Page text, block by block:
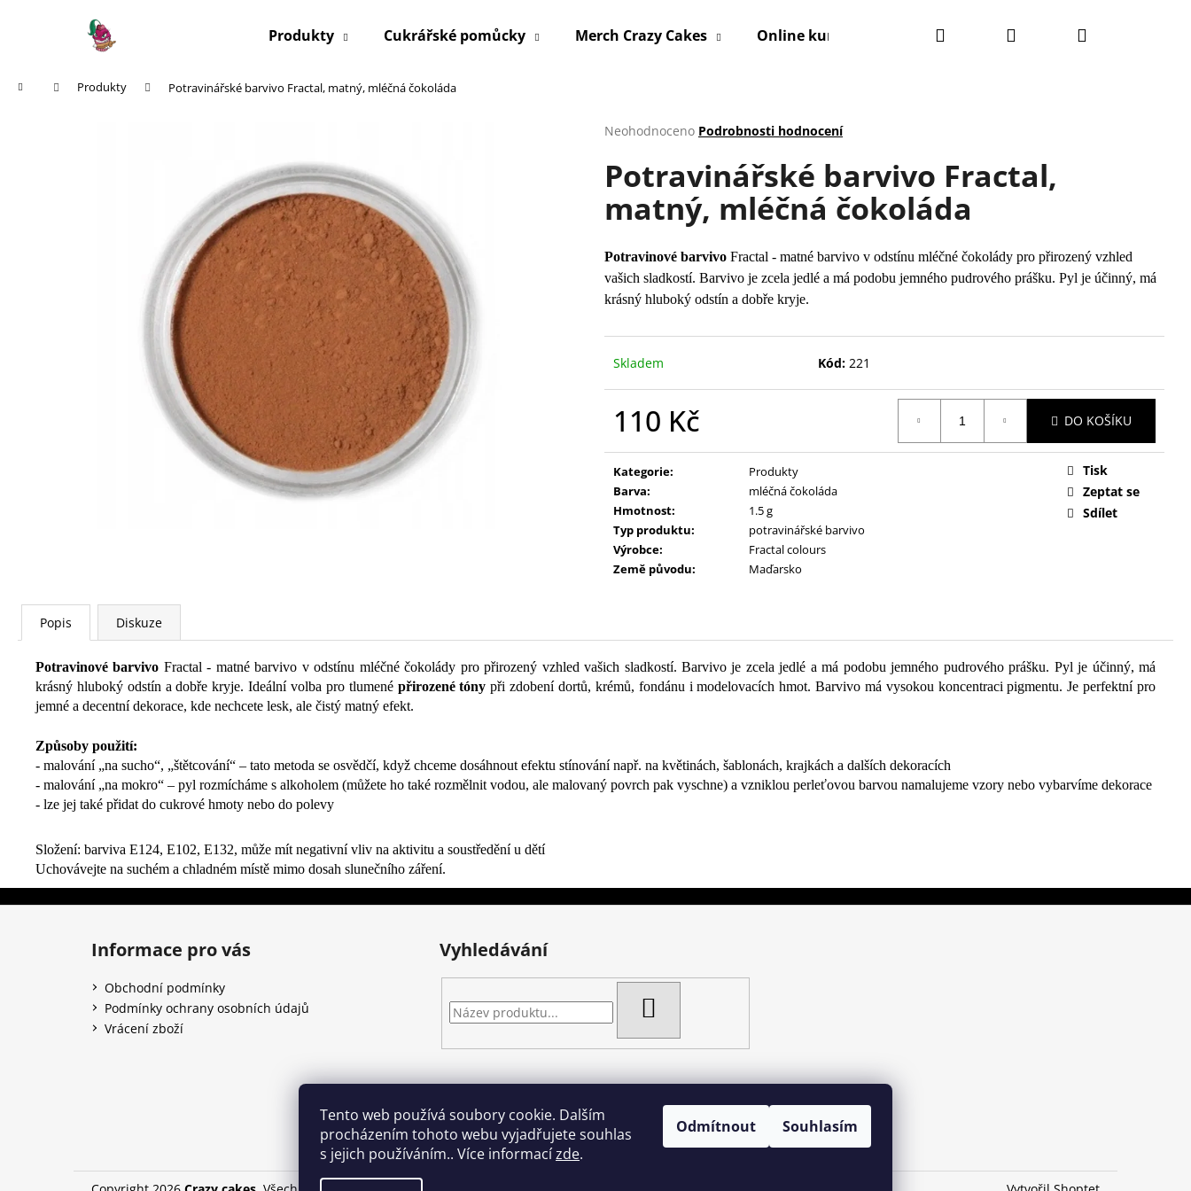
Tento web používá soubory cookie. Dalším
procházením tohoto webu vyjadřujete souhlas
s jejich používáním.. Více informacízde.
Odmítnout Souhlasím
Produkty Cukrářské pomůcky Merch Crazy Cakes Online kurzy Kontakty Obchodní podmínky
Hledat PřihlášeníNákupní
Domů Produkty Potravinářské barvivo Fractal, matný, mléčná čokoláda
Průměrné
produktu
je
hvězdiček.
Neohodnoceno Podrobnosti hodnocení
Potravinářské barvivo Fractal,
matný, mléčná čokoláda
Potravinové barvivo Fractal - matné barvivo v odstínu mléčné čokolády pro přirozený vzhled
vašich sladkostí. Barvivo je zcela jedlé a má podobu jemného pudrového prášku. Pyl je účinný, má
krásný hluboký odstín a dobře kryje.
Skladem Kód: 221
110 Kč DO KOŠÍKU
Kategorie:
Produkty
Barva:
mléčná čokoláda
Hmotnost:
1.5 g
Typ produktu:
potravinářské barvivo
Výrobce:
Fractal colours
Země původu: Maďarsko
Tisk
Zeptat se
Sdílet
Popis Diskuze
Potravinové barvivo Fractal - matné barvivo v odstínu mléčné čokolády pro přirozený vzhled vašich sladkostí. Barvivo je zcela jedlé a má podobu jemného pudrového prášku. Pyl je účinný, má
krásný hluboký odstín a dobře kryje. Ideální volba pro tlumené přirozené tóny při zdobení dortů, krémů, fondánu i modelovacích hmot. Barvivo má vysokou koncentraci pigmentu. Je perfektní pro
jemné a decentní dekorace, kde nechcete lesk, ale čistý matný efekt.
Způsoby použití:
- malování „na sucho“, „štětcování“ – tato metoda se osvědčí, když chceme dosáhnout efektu stínování např. na květinách, šablonách, krajkách a dalších dekoracích
- malování „na mokro“ – pyl rozmícháme s alkoholem (můžete ho také rozmělnit vodou, ale malovaný povrch pak vyschne) a vzniklou perleťovou barvou namalujeme vzory nebo vybarvíme dekorace
- lze jej také přidat do cukrové hmoty nebo do polevy
Složení: barviva E124, E102, E132, může mít negativní vliv na aktivitu a soustředění u dětí
Uchovávejte na suchém a chladném místě mimo dosah slunečního záření.
Zpět
obchodu
Zpět
obchodu
Co potřebujete najít?
HLEDAT
Z
Informace pro vás
Obchodní podmínky
Podmínky ochrany osobních údajů
Vrácení zboží
Vyhledávání
Creativa by Margherita Crazy Cakes